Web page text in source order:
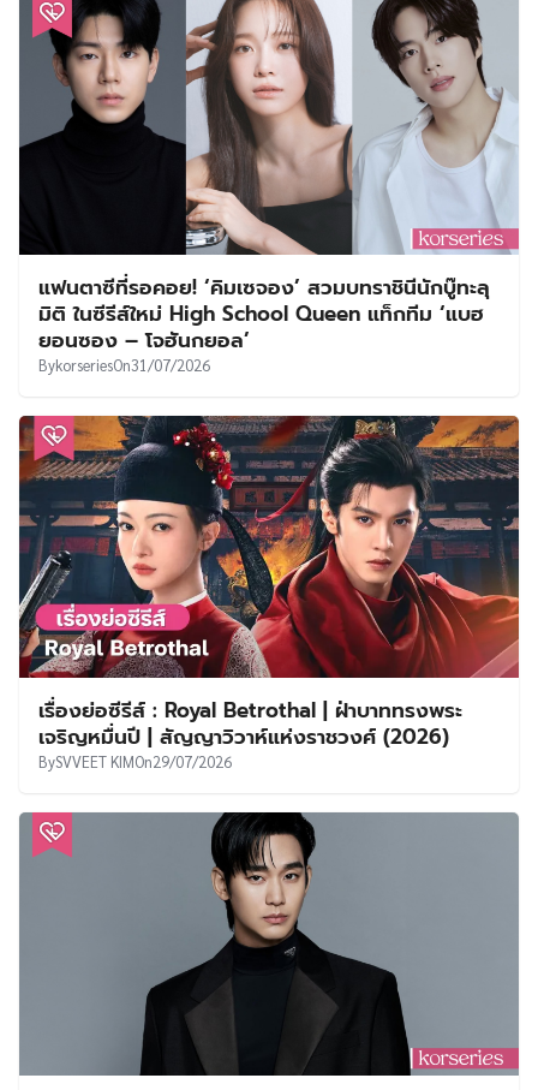
แฟนตาซีที่รอคอย! ‘คิมเซจอง’ สวมบทราชินีนักบู๊ทะลุ
มิติ ในซีรีส์ใหม่ High School Queen แท็กทีม ‘แบฮ
ยอนซอง – โจฮันกยอล’
BykorseriesOn31/07/2026
เรื่องย่อซีรีส์ : Royal Betrothal | ฝ่าบาททรงพระ
เจริญหมื่นปี | สัญญาวิวาห์แห่งราชวงศ์ (2026)
BySVVEET KIMOn29/07/2026